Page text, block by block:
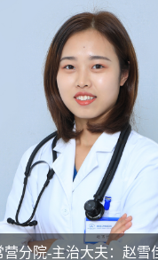
常营分院-院长：申雪铎